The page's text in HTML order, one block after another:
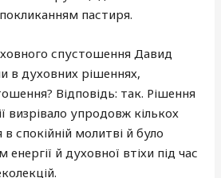
пастиря.
спустошення Давид
в духовних рішеннях,
Відповідь: так. Рішення
визрівало упродовж кількох
спокійній молитві й було
й духовної втіхи під час